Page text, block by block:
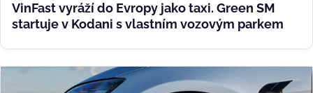
VinFast vyráží do Evropy jako taxi. Green SM
startuje v Kodani s vlastním vozovým parkem